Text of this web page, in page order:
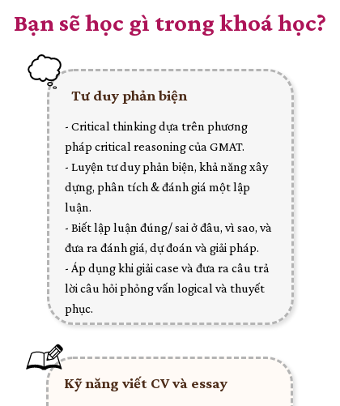
Bạn sẽ học gì trong khoá học?
- Critical thinking dựa trên phương
pháp critical reasoning của GMAT.
- Luyện tư duy phản biện, khả năng xây
dựng, phân tích & đánh giá một lập
luận.
- Biết lập luận đúng/ sai ở đâu, vì sao, và
đưa ra đánh giá, dự đoán và giải pháp.
- Áp dụng khi giải case và đưa ra câu trả
lời câu hỏi phỏng vấn logical và thuyết
phục.
Tư duy phản biện
Kỹ năng viết CV và essay